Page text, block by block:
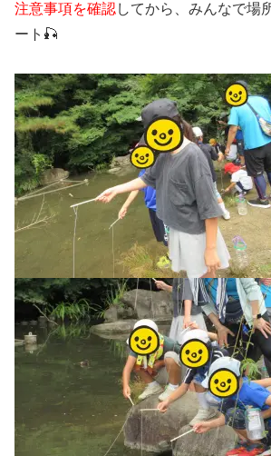
注意事項を確認してから、みんなで場
ート🎣